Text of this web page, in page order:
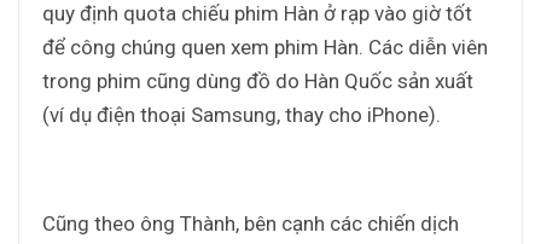
quy định quota chiếu phim Hàn ở rạp vào giờ tốt
để công chúng quen xem phim Hàn. Các diễn viên
trong phim cũng dùng đồ do Hàn Quốc sản xuất
(ví dụ điện thoại Samsung, thay cho iPhone).
Cũng theo ông Thành, bên cạnh các chiến dịch